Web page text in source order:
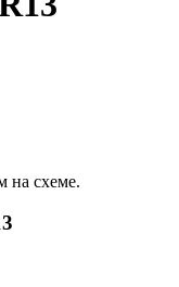
на схеме.